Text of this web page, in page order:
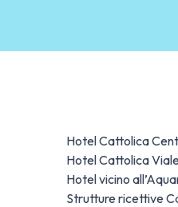
Hotel Cattolica
Hotel Cattolica
Hotel vicino
Strutture ricettive